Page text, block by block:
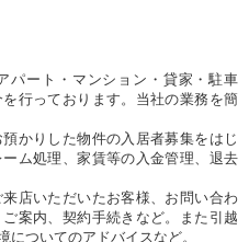
パート・マンション・貸家・駐車
行っております。当社の業務を簡
かりした物件の入居者募集をはじ
ム処理、家賃等の入金管理、退去
店いただいたお客様、お問い合わ
案内、契約手続きなど。また引越
ついてのアドバイスなど。